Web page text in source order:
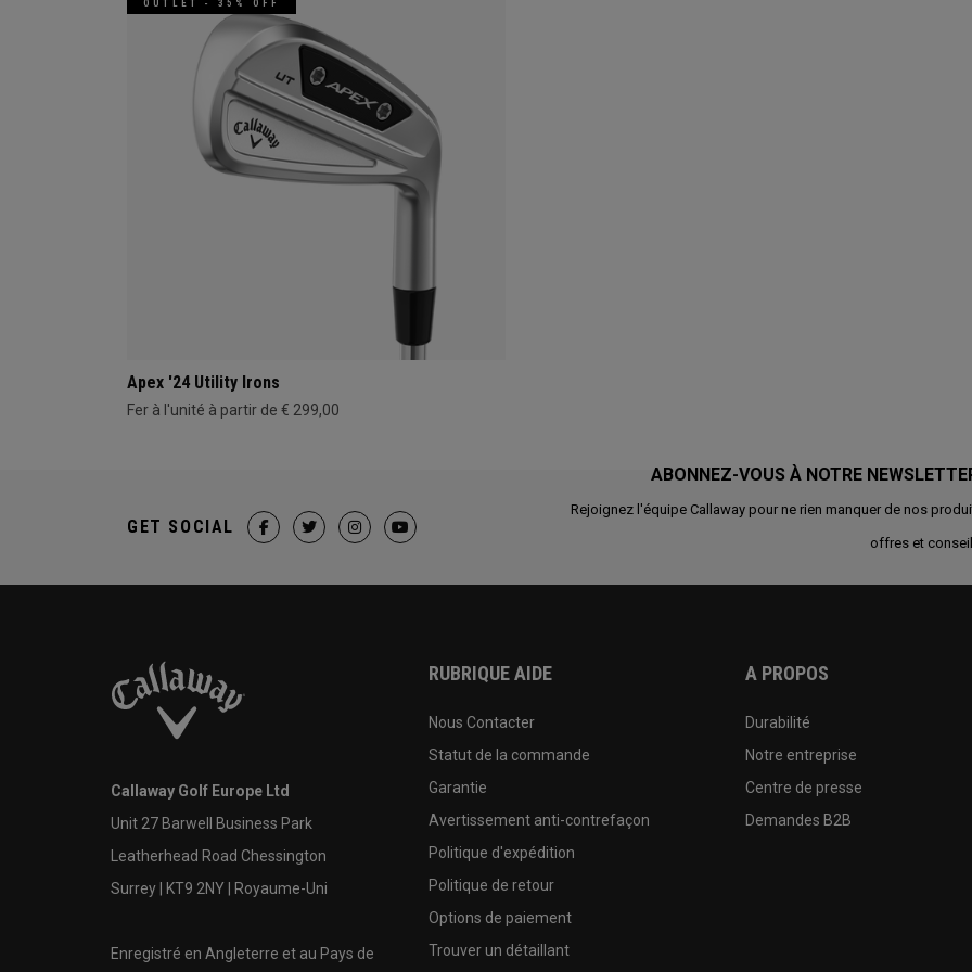
OUTLET - 35% OFF
Apex '24 Utility Irons
Fer à l'unité à partir de € 299,00
ABONNEZ-VOUS À NOTRE
Rejoignez l'équipe Callaway pour ne rien manquer de nos
offres et
GET SOCIAL
Callaway Golf Europe Ltd
Unit 27 Barwell Business Park
Leatherhead Road Chessington
Surrey | KT9 2NY | Royaume-Uni
Enregistré en Angleterre et au Pays de
RUBRIQUE AIDE
Nous Contacter
Statut de la commande
Garantie
Avertissement anti-contrefaçon
Politique d'expédition
Politique de retour
Options de paiement
Trouver un détaillant
A PROPOS
Durabilité
Notre entreprise
Centre de presse
Demandes B2B